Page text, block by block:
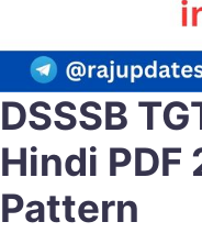
DSSSB
Hindi PDF
Pattern